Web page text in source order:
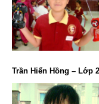
Trần Hiển Hồng – Lớp